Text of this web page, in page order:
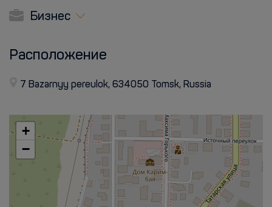
Бизнес
Расположение
7 Bazarnyy pereulok, 634050 Tomsk, Russia
+
−